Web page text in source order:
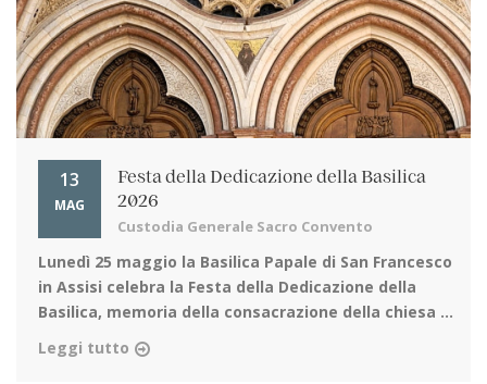
13
MAG
Festa della Dedicazione della Basilica
2026
Custodia Generale Sacro Convento
Lunedì 25 maggio la Basilica Papale di San Francesco
in Assisi celebra la Festa della Dedicazione della
Basilica, memoria della consacrazione della chiesa ...
Leggi tutto